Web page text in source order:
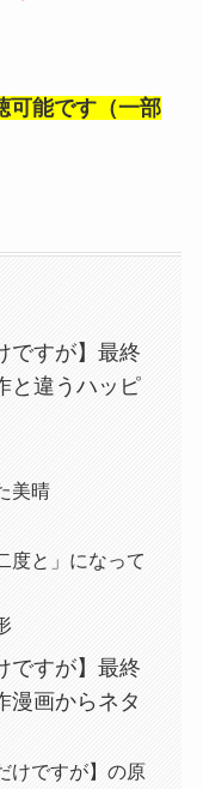
可能です（一部
ですが】最終
と違うハッピ
美晴
度と」になって
ですが】最終
漫画からネタ
けですが】の原